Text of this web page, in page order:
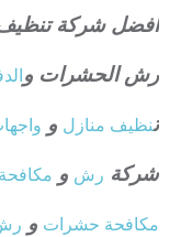
افضل شركة
رش الحشرات و
تنظيف منازل و
شركة رش و
مكافحة حشرات و